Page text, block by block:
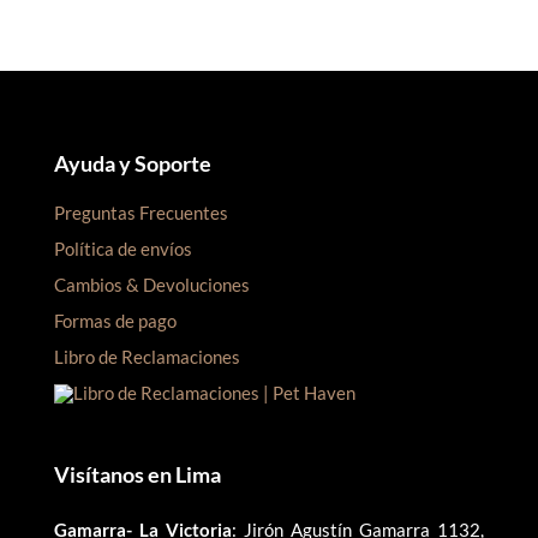
Ayuda y Soporte
Preguntas Frecuentes
Política de envíos
Cambios & Devoluciones
Formas de pago
Libro de Reclamaciones
Visítanos en Lima
Gamarra- La Victoria: Jirón Agustín Gamarra 1132,